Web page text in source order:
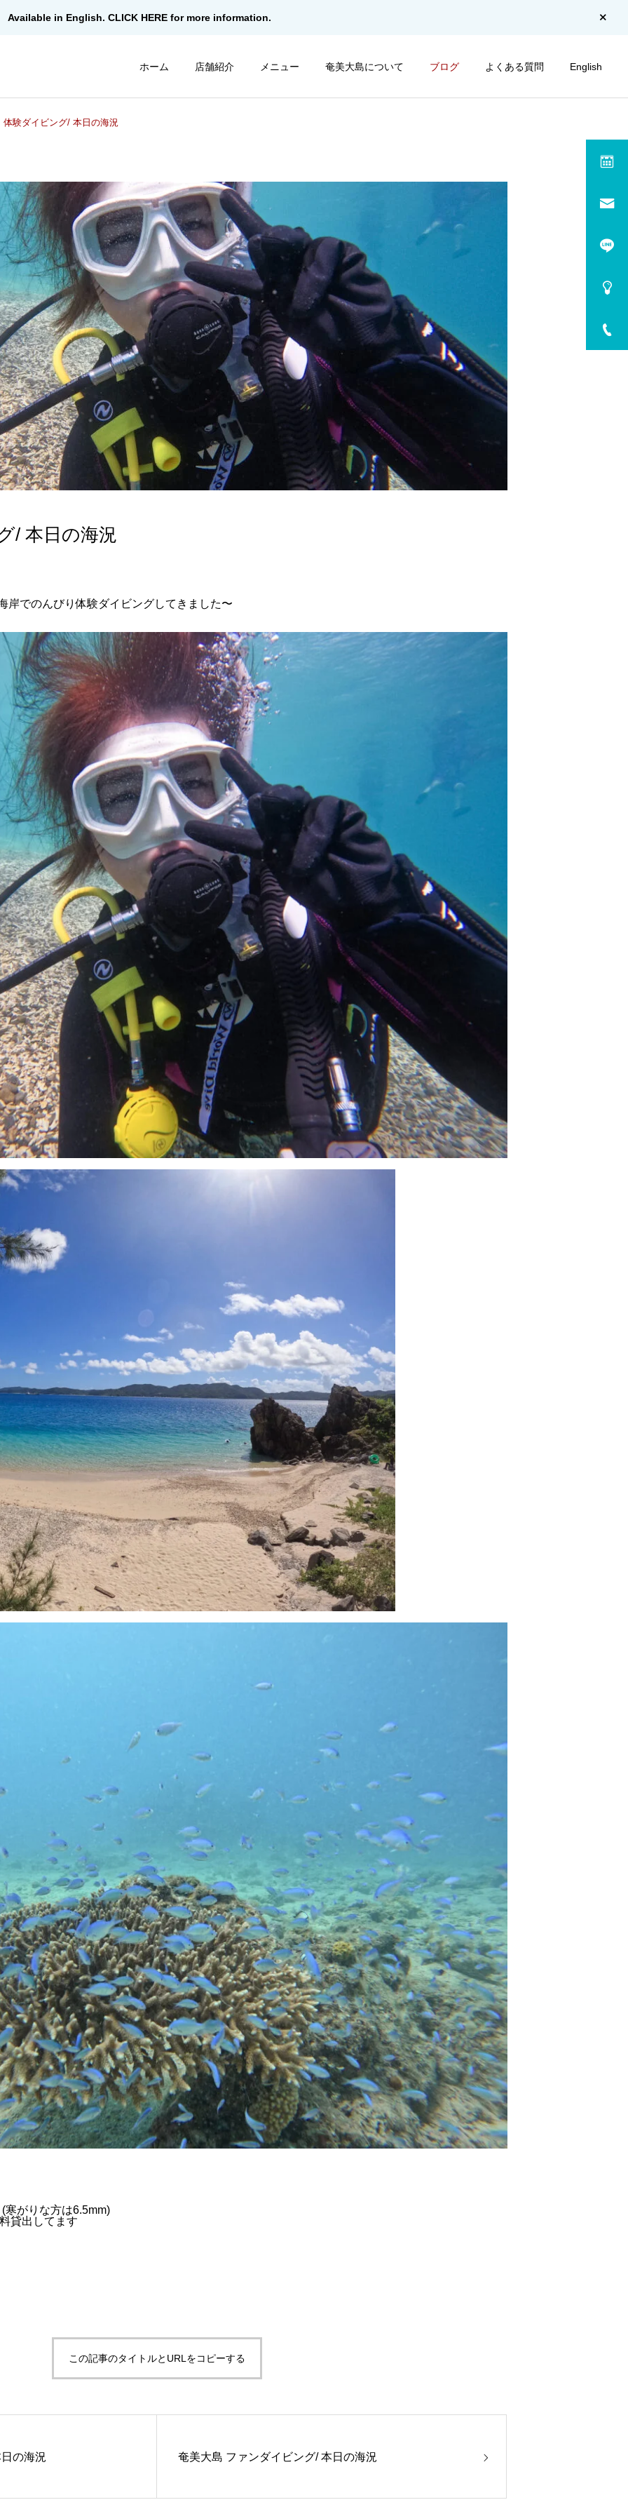
Available in English. CLICK HERE for more information.
ホーム 店舗紹介 メニュー 奄美大島について ブログ よくある質問 English
体験ダイビング/ 本日の海況
/ 本日の海況
岸でのんびり体験ダイビングしてきました〜
寒がりな方は6.5mm)
貸出してます
この記事のタイトルとURLをコピーする
の海況 奄美大島 ファンダイビング/ 本日の海況